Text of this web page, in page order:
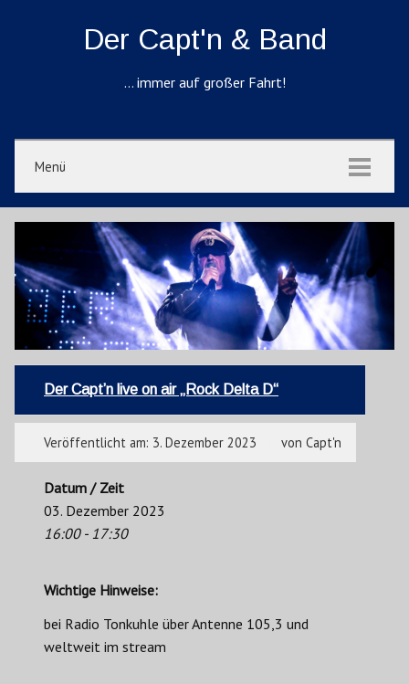
Der Capt'n & Band
… immer auf großer Fahrt!
Menü
Der Capt’n live on air „Rock Delta D“
Veröffentlicht am: 3. Dezember 2023 von Capt'n
Datum / Zeit
03. Dezember 2023
16:00 - 17:30
Wichtige Hinweise:
bei Radio Tonkuhle über Antenne 105,3 und
weltweit im stream